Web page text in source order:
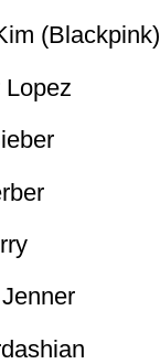
(Blackpink)